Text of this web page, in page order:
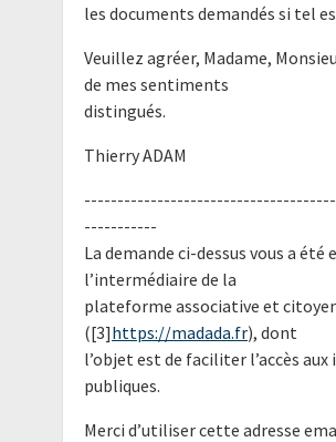
les documents demandés si tel
Veuillez agréer, Madame,
de mes sentiments
distingués.
Thierry ADAM
-----------
La demande ci-dessus vous a été
l’intermédiaire de la
plateforme associative et
([3]https://madada.fr), dont
l’objet est de faciliter l’accès
publiques.
Merci d’utiliser cette adresse